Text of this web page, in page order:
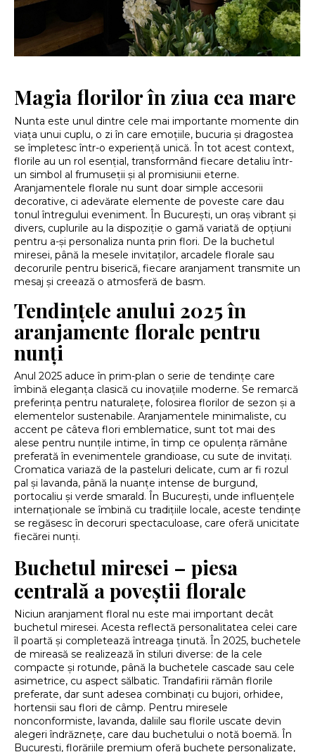
Magia florilor în ziua cea mare
Nunta este unul dintre cele mai importante momente din
viața unui cuplu, o zi în care emoțiile, bucuria și dragostea
se împletesc într-o experiență unică. În tot acest context,
florile au un rol esențial, transformând fiecare detaliu într-
un simbol al frumuseții și al promisiunii eterne.
Aranjamentele florale nu sunt doar simple accesorii
decorative, ci adevărate elemente de poveste care dau
tonul întregului eveniment. În București, un oraș vibrant și
divers, cuplurile au la dispoziție o gamă variată de opțiuni
pentru a-și personaliza nunta prin flori. De la buchetul
miresei, până la mesele invitaților, arcadele florale sau
decorurile pentru biserică, fiecare aranjament transmite un
mesaj și creează o atmosferă de basm.
Tendințele anului 2025 în
aranjamente florale pentru
nunți
Anul 2025 aduce în prim-plan o serie de tendințe care
îmbină eleganța clasică cu inovațiile moderne. Se remarcă
preferința pentru naturalețe, folosirea florilor de sezon și a
elementelor sustenabile. Aranjamentele minimaliste, cu
accent pe câteva flori emblematice, sunt tot mai des
alese pentru nunțile intime, în timp ce opulența rămâne
preferată în evenimentele grandioase, cu sute de invitați.
Cromatica variază de la pasteluri delicate, cum ar fi rozul
pal și lavanda, până la nuanțe intense de burgund,
portocaliu și verde smarald. În București, unde influențele
internaționale se îmbină cu tradițiile locale, aceste tendințe
se regăsesc în decoruri spectaculoase, care oferă unicitate
fiecărei nunți.
Buchetul miresei – piesa
centrală a poveștii florale
Niciun aranjament floral nu este mai important decât
buchetul miresei. Acesta reflectă personalitatea celei care
îl poartă și completează întreaga ținută. În 2025, buchetele
de mireasă se realizează în stiluri diverse: de la cele
compacte și rotunde, până la buchetele cascade sau cele
asimetrice, cu aspect sălbatic. Trandafirii rămân florile
preferate, dar sunt adesea combinați cu bujori, orhidee,
hortensii sau flori de câmp. Pentru miresele
nonconformiste, lavanda, daliile sau florile uscate devin
alegeri îndrăznețe, care dau buchetului o notă boemă. În
București, florăriile premium oferă buchete personalizate,